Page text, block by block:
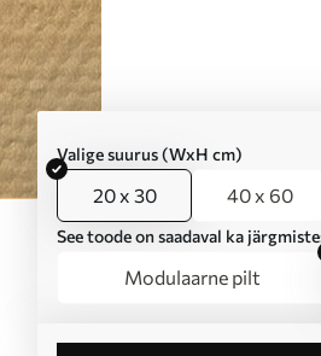
Valige suurus (WxH cm)
20 x 30 40 x 60
See toode on saadaval ka
Modulaarne pilt